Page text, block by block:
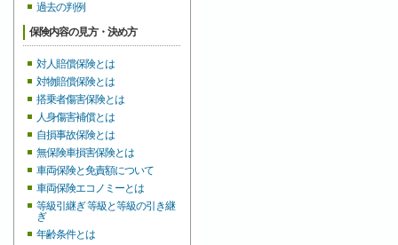
過去の判例
保険内容の見方・決め方
対人賠償保険とは
対物賠償保険とは
搭乗者傷害保険とは
人身傷害補償とは
自損事故保険とは
無保険車損害保険とは
車両保険と免責額について
車両保険エコノミーとは
等級引継ぎ 等級と等級の引き継
ぎ
年齢条件とは